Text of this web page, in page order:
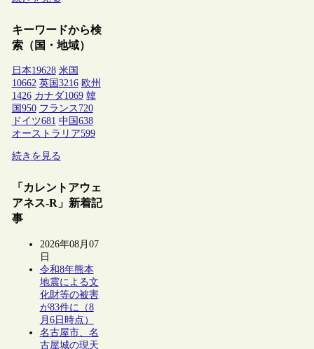
キーワードから検
索（国・地域）
日本19628 米国
10662 英国 3216 欧州
1426 カナダ1069 韓
国 950 フランス 720
ドイツ681 中国 638
オーストラリア599
続きを見る
「カレントアウェ
アネス-R」新着記
事
2026年08月07
日
令和8年熊本
地震による文
化財等の被害
が83件に（8
月6日時点）
名古屋市、名
古屋城の現天